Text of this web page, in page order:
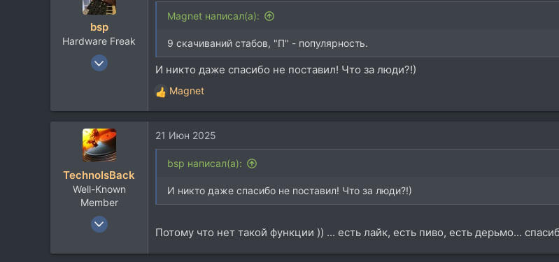
bsp
Hardware Freak
8 Июл 2006
113
Magnet написал(а):
9 скачиваний стабов, "П" - популярность.
И никто даже спасибо не поставил! Что за люди?!)
Р
е
к
ц
Magnet
TechnoIsBack
Well-Known
Member
5 Сен 2012
2.165
21 Июн 2025
bsp написал(а):
И никто даже спасибо не поставил! Что за люди?!)
Потому что нет такой функции )) ... есть лайк, есть пиво, есть дерьмо...